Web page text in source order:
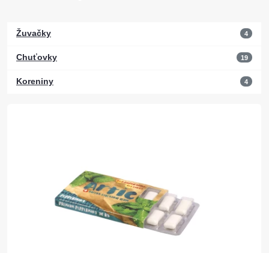
Žuvačky 4
Chuťovky 19
Koreniny 4